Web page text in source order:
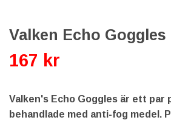
Valken Echo Goggles
167 kr
Valken's Echo Goggles är ett par
behandlade med anti-fog medel.